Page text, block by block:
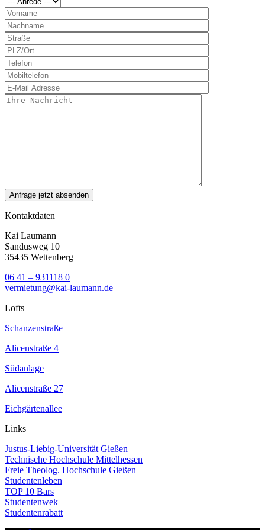
Kontaktdaten
Kai Laumann
Sandusweg 10
35435 Wettenberg
06 41 – 931118 0
vermietung@kai-laumann.de
Lofts
Schanzenstraße
Alicenstraße 4
Südanlage
Alicenstraße 27
Eichgärtenallee
Links
Justus-Liebig-Universität Gießen
Technische Hochschule Mittelhessen
Freie Theolog. Hochschule Gießen
Studentenleben
TOP 10 Bars
Studentenwek
Studentenrabatt